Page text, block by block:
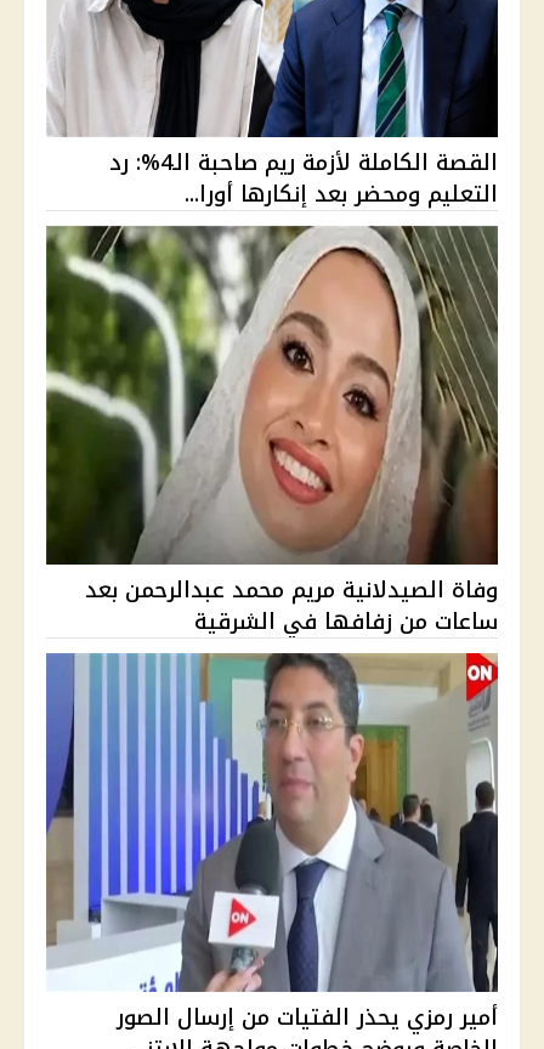
القصة الكاملة لأزمة ريم صاحبة الـ4%: رد
التعليم ومحضر بعد إنكارها أورا...
وفاة الصيدلانية مريم محمد عبدالرحمن بعد
ساعات من زفافها في الشرقية
أمير رمزي يحذر الفتيات من إرسال الصور